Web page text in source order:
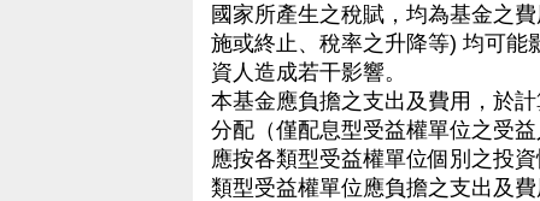
國家所產生之稅賦，均為基金之
施或終止、稅率之升降等) 均可能
資人造成若干影響。
本基金應負擔之支出及費用，於
分配（僅配息型受益權單位之受
應按各類型受益權單位個別之投
類型受益權單位應負擔之支出及